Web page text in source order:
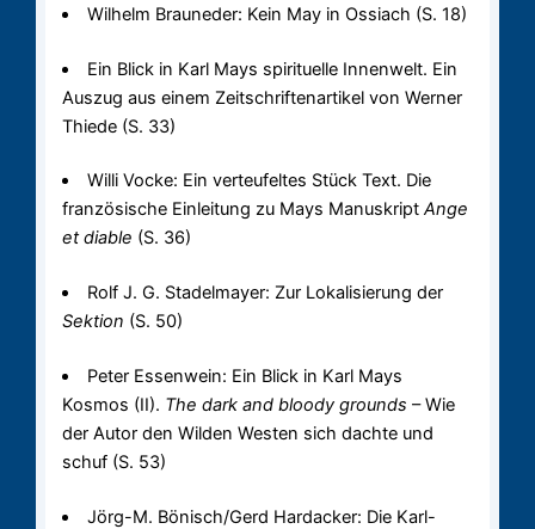
Wilhelm Brauneder: Kein May in Ossiach (S. 18)
Ein Blick in Karl Mays spirituelle Innenwelt. Ein
Auszug aus einem Zeitschriftenartikel von Werner
Thiede (S. 33)
Willi Vocke: Ein verteufeltes Stück Text. Die
französische Einleitung zu Mays ManuskriptAnge
et diable (S. 36)
Rolf J. G. Stadelmayer: Zur Lokalisierung der
Sektion (S. 50)
Peter Essenwein: Ein Blick in Karl Mays
Kosmos (II). The dark and bloody grounds– Wie
der Autor den Wilden Westen sich dachte und
schuf (S. 53)
Jörg-M. Bönisch/Gerd Hardacker: Die Karl-